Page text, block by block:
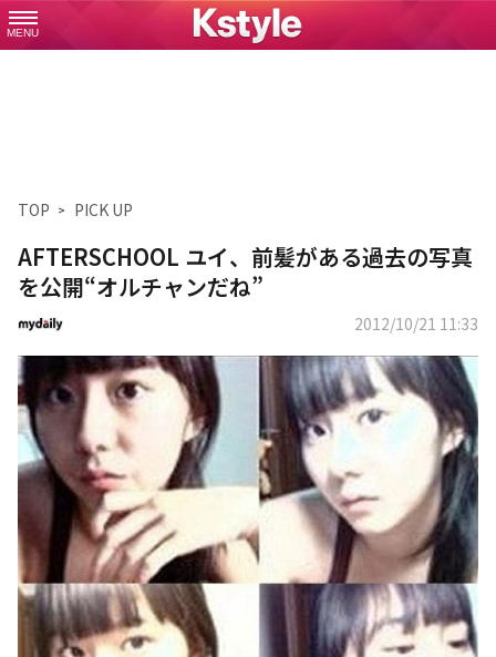
MENU
TOP PICK UP
AFTERSCHOOL ユイ、前髪がある過去の写真
を公開“オルチャンだね”
2012/10/21 11:33